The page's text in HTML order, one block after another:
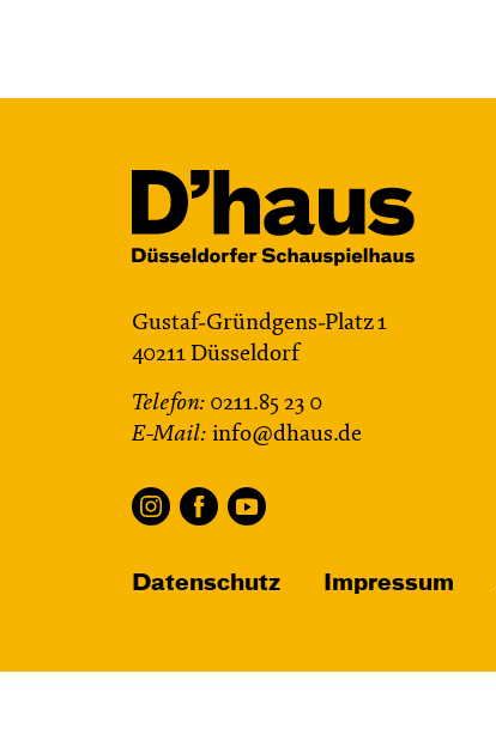
Gustaf-Gründgens-Platz 1
40211 Düsseldorf
Telefon: 0211.85 23 0
E-Mail: info@dhaus.de
Datenschutz Impressum